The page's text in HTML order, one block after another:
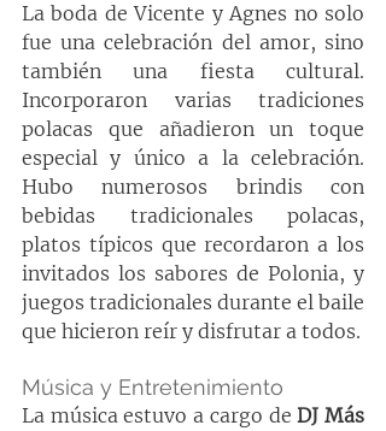
La boda de Vicente y Agnes no solo
fue una celebración del amor, sino
también una fiesta cultural.
Incorporaron varias tradiciones
polacas que añadieron un toque
especial y único a la celebración.
Hubo numerosos brindis con
bebidas tradicionales polacas,
platos típicos que recordaron a los
invitados los sabores de Polonia, y
juegos tradicionales durante el baile
que hicieron reír y disfrutar a todos.
Música y Entretenimiento
La música estuvo a cargo de DJ Más